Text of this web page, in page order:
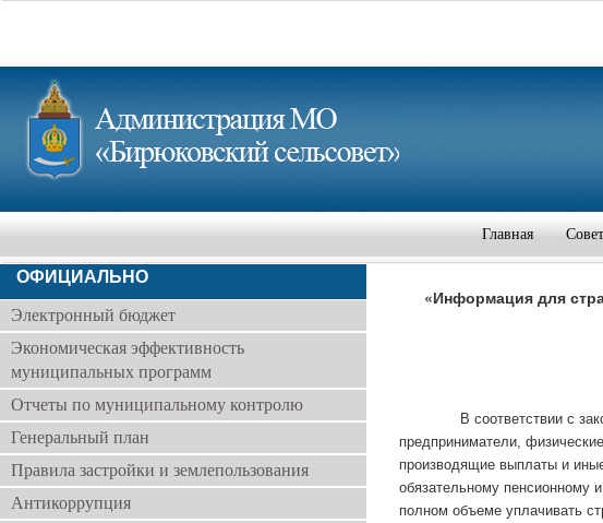
Главная
ОФИЦИАЛЬНО
Электронный бюджет
Экономическая эффективность
муниципальных программ
Отчеты по муниципальному контролю
Генеральный план
Правила застройки и землепользования
Антикоррупция
«Информация для
В соответствии с
предприниматели,
производящие выплаты и
обязательному пенсионному
полном объеме уплачивать